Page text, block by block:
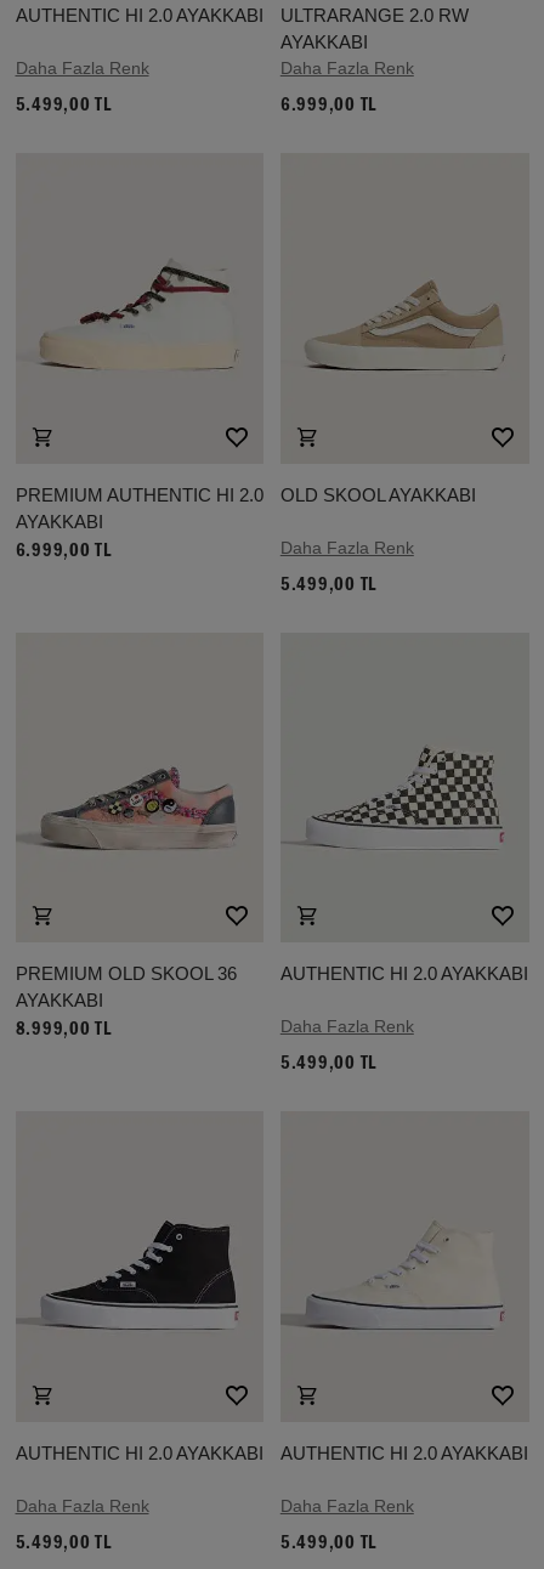
AUTHENTIC HI 2.0 AYAKKABI
Daha Fazla Renk
5.499,00 TL
ULTRARANGE 2.0 RW
AYAKKABI
Daha Fazla Renk
6.999,00 TL
PREMIUM AUTHENTIC HI 2.0
AYAKKABI
6.999,00 TL
OLD SKOOL AYAKKABI
Daha Fazla Renk
5.499,00 TL
PREMIUM OLD SKOOL 36
AYAKKABI
8.999,00 TL
AUTHENTIC HI 2.0 AYAKKABI
Daha Fazla Renk
5.499,00 TL
AUTHENTIC HI 2.0 AYAKKABI
Daha Fazla Renk
5.499,00 TL
AUTHENTIC HI 2.0 AYAKKABI
Daha Fazla Renk
5.499,00 TL